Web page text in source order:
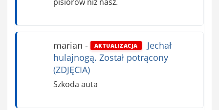
marian - AKTUALIZACJA
Jechał
hulajnogą. Został potrącony
(ZDJĘCIA)
Szkoda auta